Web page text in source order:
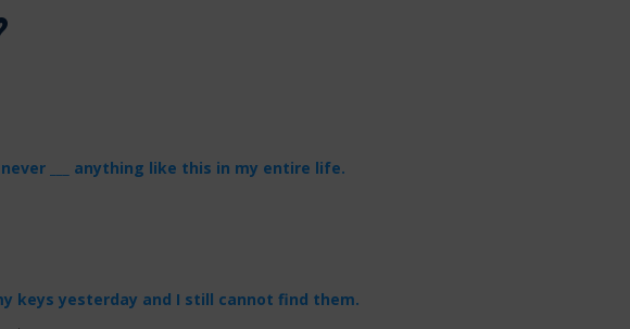
never ___ anything like this in my entire life.
my keys yesterday and I still cannot find them.